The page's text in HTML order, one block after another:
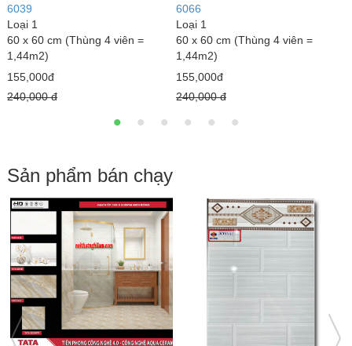
6069
Loại 1
60 x 60 cm (Thùng 4 viên =
1,44m2)
150,000đ
260,000 đ
6651
Loại 1
60 x 60 cm (Thùng 4 viên =
1,44m2)
205,000đ
300,000 đ
Sản phẩm bán chạy